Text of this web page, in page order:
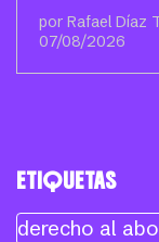
por Rafael Díaz
07/08/2026
ETIQUETAS
derecho al